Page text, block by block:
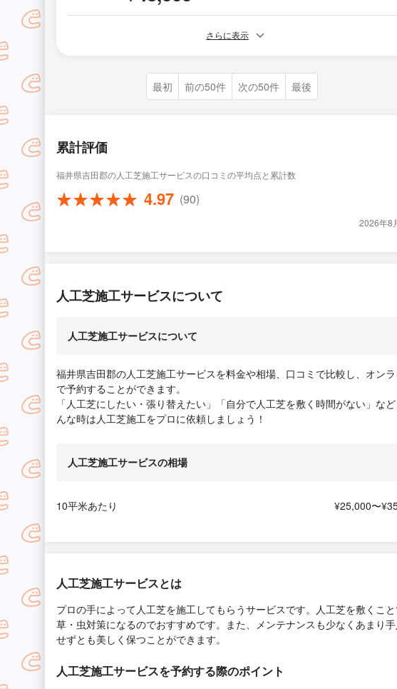
さらに表示
最初 前の50件 次の50件 最後
累計評価
福井県吉田郡の人工芝施工サービスの口コミの平均点と累計数
4.97 (90)
2026年8
人工芝施工サービスについて
人工芝施工サービスについて
福井県吉田郡の人工芝施工サービスを料金や相場、口コミで比較し、オン
で予約することができます。
「人工芝にしたい・張り替えたい」「自分で人工芝を敷く時間がない」な
んな時は人工芝施工をプロに依頼しましょう！
人工芝施工サービスの相場
10平米あたり ¥25,000〜
人工芝施工サービスとは
プロの手によって人工芝を施工してもらうサービスです。人工芝を敷くこ
草・虫対策になるのでおすすめです。また、メンテナンスも少なくあまり
せずとも美しく保つことができます。
人工芝施工サービスを予約する際のポイント